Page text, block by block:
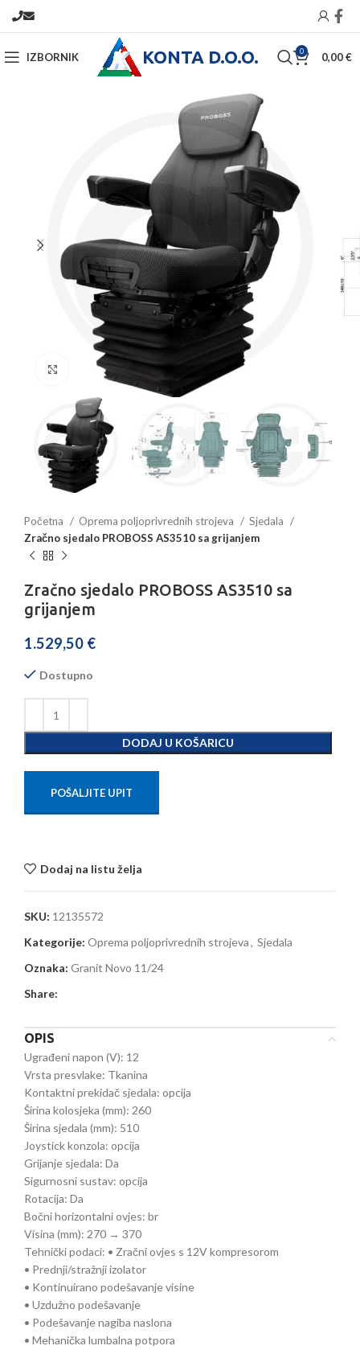
IZBORNIK KONTA D.O.O. 0 0,00€
Povećajte sliku
Početna Oprema poljoprivrednih strojeva
Sjedala
Zračno sjedalo PROBOSS AS3510 sa grijanjem
Zračno sjedalo PROBOSS AS3510 sa
grijanjem
1.529,50 €
Dostupno
DODAJ U KOŠARICU
POŠALJITE UPIT
Dodaj na listu želja
SKU: 12135572
Kategorije: Oprema poljoprivrednih strojeva, Sjedala
Oznaka: Granit Novo 11/24
Share:
OPIS
Ugrađeni napon (V): 12
Vrsta presvlake: Tkanina
Kontaktni prekidač sjedala: opcija
Širina kolosjeka (mm): 260
Širina sjedala (mm): 510
Joystick konzola: opcija
Grijanje sjedala: Da
Sigurnosni sustav: opcija
Rotacija: Da
Bočni horizontalni ovjes: br
Visina (mm): 270 → 370
Tehnički podaci: • Zračni ovjes s 12V kompresorom
• Prednji/stražnji izolator
• Kontinuirano podešavanje visine
• Uzdužno podešavanje
• Podešavanje nagiba naslona
• Mehanička lumbalna potpora